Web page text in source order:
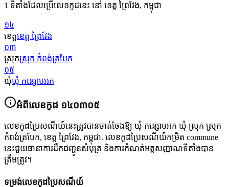
1 ទីតាំងដែលប្រើលេខកូដនេះ នៅ ខេត្ត ព្រៃវែង, កម្ពុជា
១៤
ខេត្តខេត្ត ព្រៃវែង
០៣
ស្រុកស្រុក កំពង់ត្របែក
០៥
ឃុំឃុំ កន្សោមអក
អំពីលេខកូដ ១៤០៣០៥
លេខកូដប្រៃសណីយ៍នេះត្រូវបានចាត់ចែងឱ្យ ឃុំ កន្សោមអក ឃុំ ស្រុក ស្រុក
កំពង់ត្របែក, ខេត្ត ព្រៃវែង, កម្ពុជា. លេខកូដប្រៃសណីយ៍កម្រិត commune
នេះជួយធានាការដឹកជញ្ជូនសំបុត្រ និងការកំណត់អត្តសញ្ញាណទីតាំងបាន
ត្រឹមត្រូវ។
ទម្រង់លេខកូដប្រៃសណីយ៍